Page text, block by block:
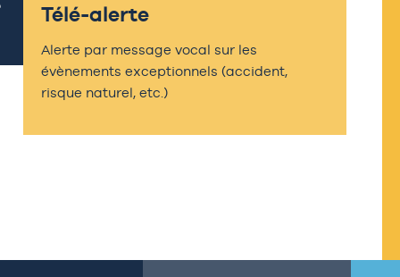
Télé-alerte
Alerte par message vocal sur les
évènements exceptionnels (accident,
risque naturel, etc.)